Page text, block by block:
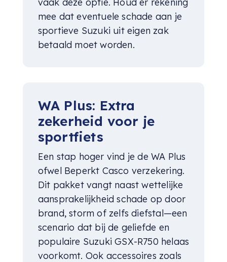
mee dat eventuele schade aan je
sportieve Suzuki uit eigen zak
betaald moet worden.
WA Plus: Extra
zekerheid voor je
sportfiets
Een stap hoger vind je de WA Plus
ofwel Beperkt Casco verzekering.
Dit pakket vangt naast wettelijke
aansprakelijkheid schade op door
brand, storm of zelfs diefstal—een
scenario dat bij de geliefde en
populaire Suzuki GSX-R750 helaas
voorkomt. Ook accessoires zoals